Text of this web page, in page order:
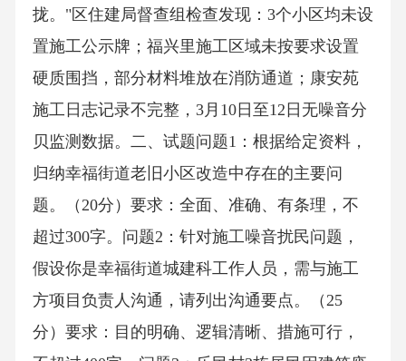
拢。"区住建局督查组检查发现：3个小区均未设
置施工公示牌；福兴里施工区域未按要求设置
硬质围挡，部分材料堆放在消防通道；康安苑
施工日志记录不完整，3月10日至12日无噪音分
贝监测数据。二、试题问题1：根据给定资料，
归纳幸福街道老旧小区改造中存在的主要问
题。（20分）要求：全面、准确、有条理，不
超过300字。问题2：针对施工噪音扰民问题，
假设你是幸福街道城建科工作人员，需与施工
方项目负责人沟通，请列出沟通要点。（25
分）要求：目的明确、逻辑清晰、措施可行，